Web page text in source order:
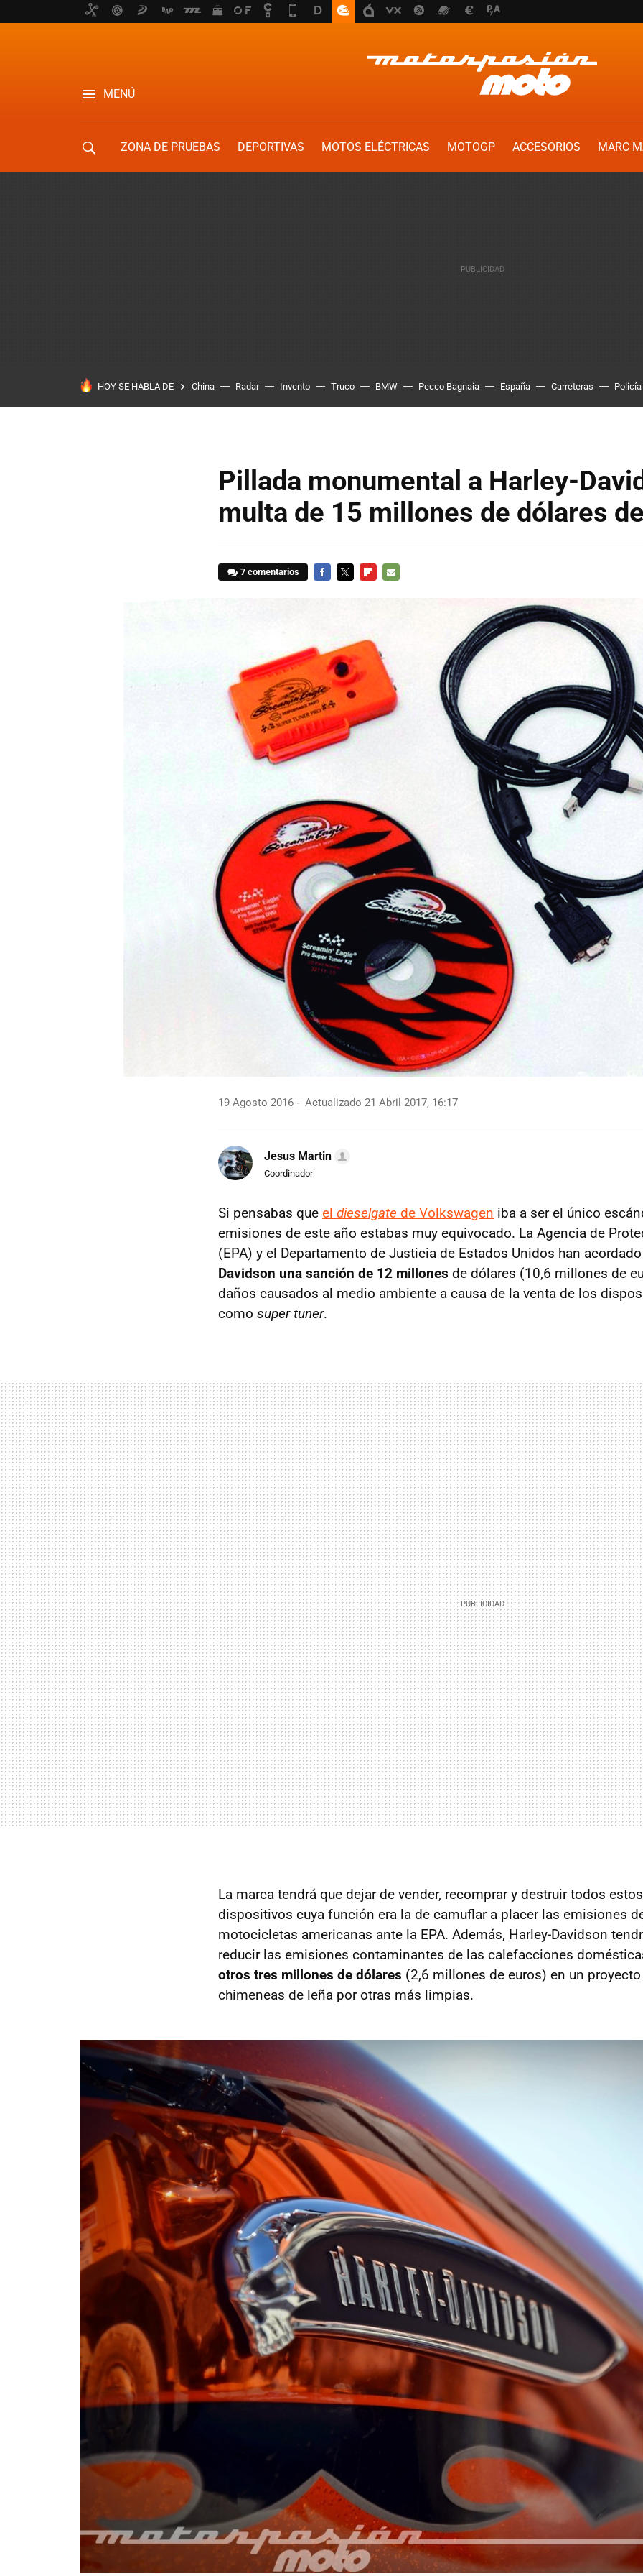
MENÚ
ZONA DE PRUEBAS DEPORTIVAS MOTOS ELÉCTRICAS MOTOGP ACCESORIOS
MARC
HOY SE HABLA DE China Radar Invento Truco BMW Pecco Bagnaia España Carreteras Policía
Pillada monumental a Harley-
multa de 15 millones de dólares
7 comentarios
19 Agosto 2016 Actualizado 21 Abril 2017, 16:17
Jesus Martin
Coordinador
Si pensabas que el dieselgate de Volkswagen iba a ser el único
emisiones de este año estabas muy equivocado. La Agencia de
(EPA) y el Departamento de Justicia de Estados Unidos han
Davidson una sanción de 12 millones de dólares (10,6 millones de
daños causados al medio ambiente a causa de la venta de los
como super tuner.
La marca tendrá que dejar de vender, recomprar y destruir todos
dispositivos cuya función era la de camuflar a placer las emisiones
motocicletas americanas ante la EPA. Además, Harley-Davidson
reducir las emisiones contaminantes de las calefacciones
otros tres millones de dólares (2,6 millones de euros) en un
chimeneas de leña por otras más limpias.